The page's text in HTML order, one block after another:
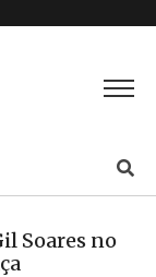
Soares no